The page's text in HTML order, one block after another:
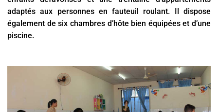
adaptés aux personnes en fauteuil roulant. Il dispose
également de six chambres d’hôte bien équipées et d’une
piscine.